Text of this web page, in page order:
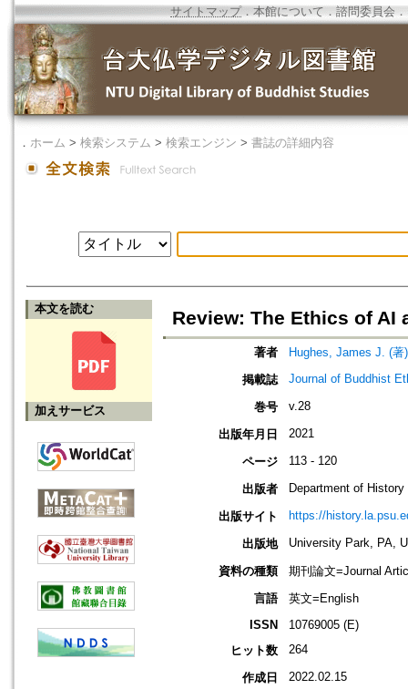
サイトマップ．本館について ． 諮問委員会 ．
． ホーム > 検索システム > 検索エンジン > 書誌の詳細内容
本文を読む
加えサービス
Review: The Ethics of AI
著者
Hughes, James J. (著)
掲載誌
Journal of Buddhist
巻号 v.28
出版年月日 2021
ページ 113 - 120
出版者 Department of
出版サイト https://
出版地 University Park, PA,
資料の種類
期刊論文=Journal
言語
英文=English
ISSN
10769005 (E)
ヒット数
264
作成日 2022.02.15